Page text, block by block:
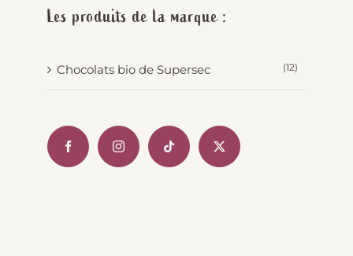
Les produits de la marque :
Chocolats bio de Supersec (12)